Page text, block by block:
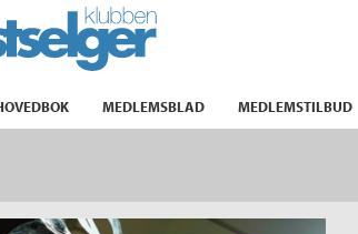
MEDLEMSBLAD MEDLEMSTILBUD